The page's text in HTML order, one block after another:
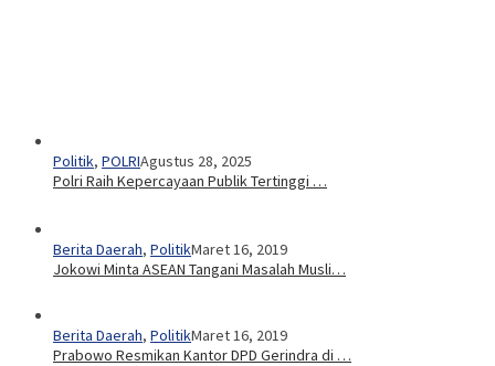
Politik, POLRIAgustus 28, 2025
Polri Raih Kepercayaan Publik Tertinggi …
Berita Daerah, PolitikMaret 16, 2019
Jokowi Minta ASEAN Tangani Masalah Musli…
Berita Daerah, PolitikMaret 16, 2019
Prabowo Resmikan Kantor DPD Gerindra di …